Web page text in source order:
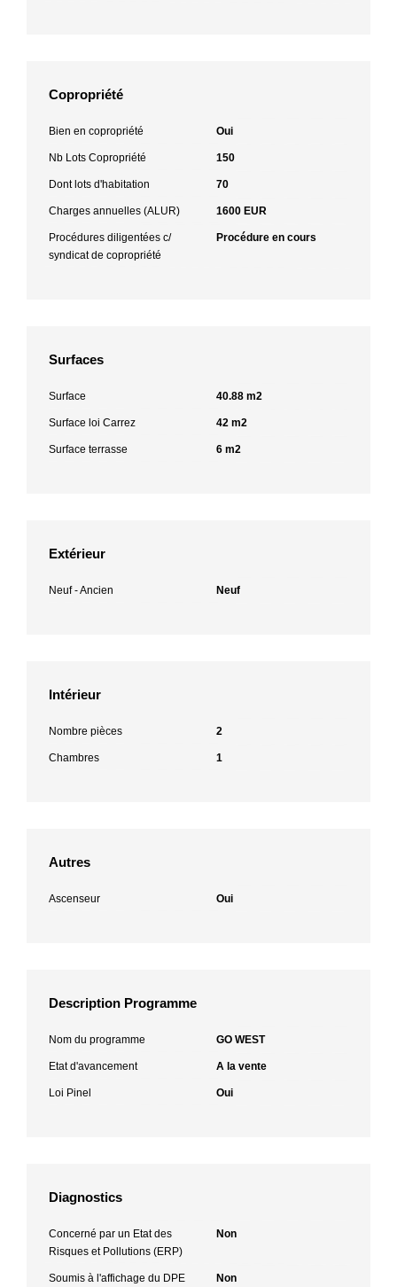
Copropriété
Bien en copropriété Oui
Nb Lots Copropriété 150
Dont lots d'habitation 70
Charges annuelles (ALUR) 1600 EUR
Procédures diligentées c/
syndicat de copropriété
Procédure en cours
Surfaces
Surface 40.88 m2
Surface loi Carrez 42 m2
Surface terrasse 6 m2
Extérieur
Neuf - Ancien Neuf
Intérieur
Nombre pièces 2
Chambres 1
Autres
Ascenseur Oui
Description Programme
Nom du programme GO WEST
Etat d'avancement A la vente
Loi Pinel Oui
Diagnostics
Concerné par un Etat des
Risques et Pollutions (ERP)
Non
Soumis à l'affichage du DPE Non